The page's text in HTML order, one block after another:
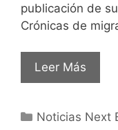
publicación de
Crónicas de
Leer Más
Noticias Next